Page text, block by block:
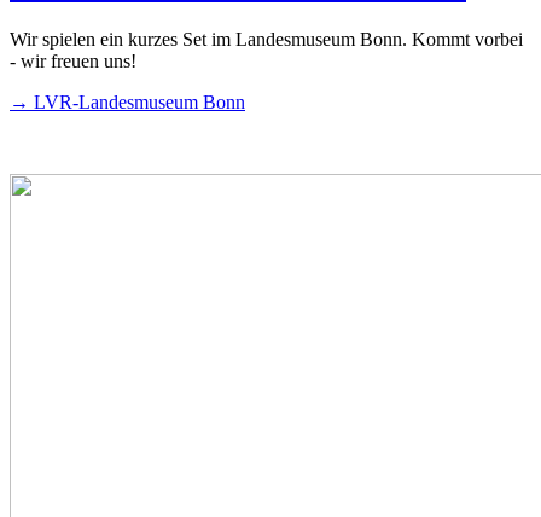
Wir spielen ein kurzes Set im Landesmuseum Bonn. Kommt vorbei
- wir freuen uns!
→ LVR-Landesmuseum Bonn